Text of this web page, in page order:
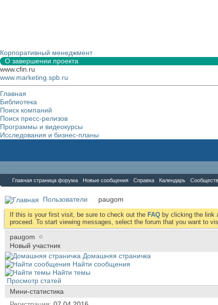
Корпоративный менеджмент
О завершении проекта
www.cfin.ru
www.marketing.spb.ru
Главная
Библиотека
Поиск компаний
Поиск пресс-релизов
Программы и видеокурсы
Исследования и бизнес-планы
Главная страница форума Новые сообщения Справка Календарь
Пользователи paugom
If this is your first visit, be sure to check out the FAQ by clicking the link
proceed. To start viewing messages, select the forum that you want to
paugom
Новый участник
Домашняя страничка
Найти сообщения
Найти темы
Просмотр статей
Мини-статистика